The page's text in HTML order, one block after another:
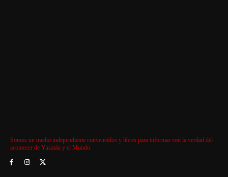
Somos un medio independiente convencidos y libres para informar con la verdad del
acontecer de Yucatán y el Mundo.